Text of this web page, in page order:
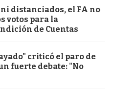
distanciados, el FA no
votos para la
de Cuentas
criticó el paro de
fuerte debate: "No